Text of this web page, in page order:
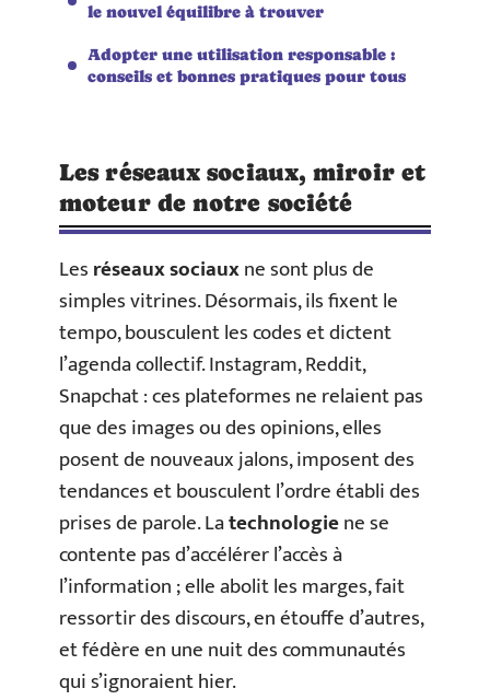
le nouvel équilibre à trouver
Adopter une utilisation responsable :
conseils et bonnes pratiques pour tous
Les réseaux sociaux, miroir et
moteur de notre société
Lesréseaux sociauxne sont plus de
simples vitrines. Désormais, ils fixent le
tempo, bousculent les codes et dictent
l’agenda collectif. Instagram, Reddit,
Snapchat : ces plateformes ne relaient pas
que des images ou des opinions, elles
posent de nouveaux jalons, imposent des
tendances et bousculent l’ordre établi des
prises de parole. Latechnologiene se
contente pas d’accélérer l’accès à
l’information ; elle abolit les marges, fait
ressortir des discours, en étouffe d’autres,
et fédère en une nuit des communautés
qui s’ignoraient hier.